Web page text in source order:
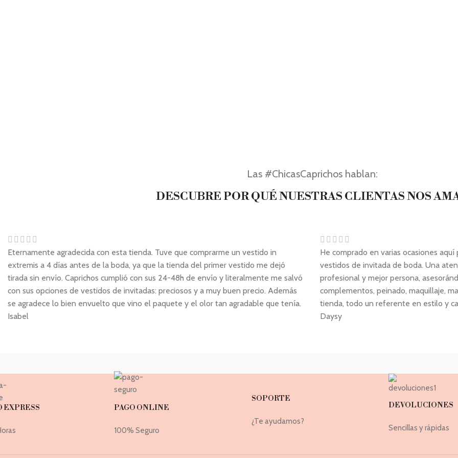
Las #ChicasCaprichos hablan:
DESCUBRE POR QUÉ NUESTRAS CLIENTAS NOS
Eternamente agradecida con esta tienda. Tuve que comprarme un vestido in
extremis a 4 días antes de la boda, ya que la tienda del primer vestido me dejó
tirada sin envío. Caprichos cumplió con sus 24-48h de envío y literalmente me salvó
con sus opciones de vestidos de invitadas: preciosos y a muy buen precio. Además
se agradece lo bien envuelto que vino el paquete y el olor tan agradable que tenía.
Isabel
He comprado en varias ocasiones
vestidos de invitada de boda. Una
profesional y mejor persona,
complementos, peinado, maquillaje,
tienda, todo un referente en estilo y
Daysy
EXPRESS PAGO ONLINE
100% Seguro
SOPORTE
¿Te ayudamos?
DEVOLUCIONES
Sencillas y rápidas